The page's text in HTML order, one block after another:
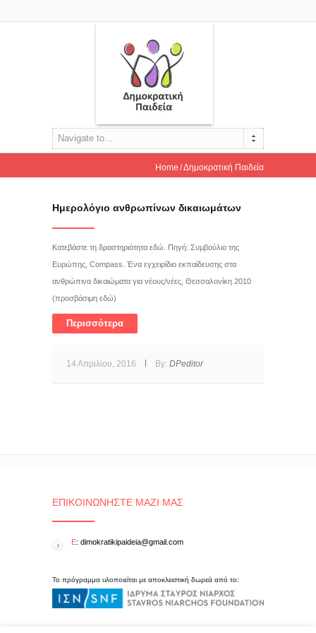
Navigate to...
Home Δημοκρατική Παιδεία
Ημερολόγιο ανθρωπίνων δικαιωμάτων
Κατεβάστε τη δραστηριότητα εδώ. Πηγή: Συμβούλιο της
Ευρώπης, Compass. Ένα εγχειρίδιο εκπαίδευσης στα
ανθρώπινα δικαιώματα για νέους/νέες, Θεσσαλονίκη 2010
(προσβάσιμη εδώ)
Περισσότερα
14 Απριλίου, 2016 By: DPeditor
ΕΠΙΚΟΙΝΩΝΉΣΤΕ ΜΑΖΊ ΜΑΣ
E: dimokratikipaideia@gmail.com
Το πρόγραμμα υλοποιείται με αποκλειστική δωρεά από το: